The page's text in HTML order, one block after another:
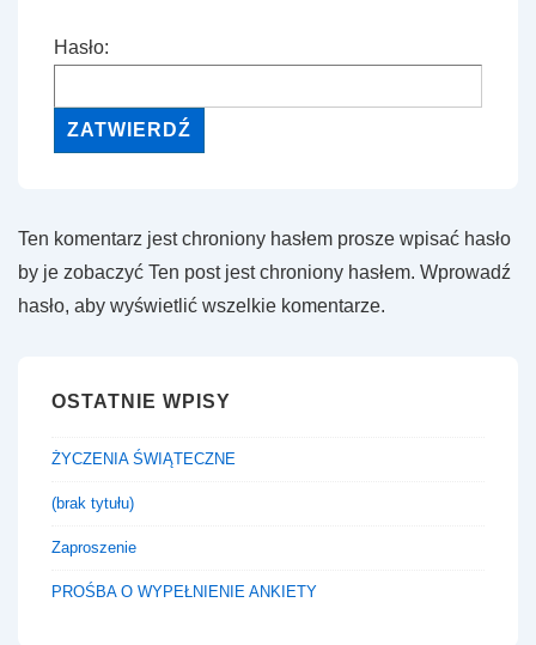
Hasło:
Ten komentarz jest chroniony hasłem prosze wpisać hasło
by je zobaczyć Ten post jest chroniony hasłem. Wprowadź
hasło, aby wyświetlić wszelkie komentarze.
OSTATNIE WPISY
ŻYCZENIA ŚWIĄTECZNE
(brak tytułu)
Zaproszenie
PROŚBA O WYPEŁNIENIE ANKIETY